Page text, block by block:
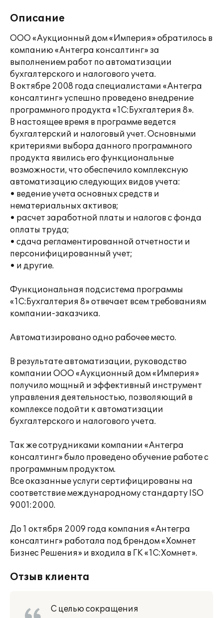
Описание
ООО «Аукционный дом «Империя» обратилось в
компанию «Антегра консалтинг» за
выполнением работ по автоматизации
бухгалтерского и налогового учета.
В октябре 2008 года специалистами «Антегра
консалтинг» успешно проведено внедрение
программного продукта «1С:Бухгалтерия 8».
В настоящее время в программе ведется
бухгалтерский и налоговый учет. Основными
критериями выбора данного программного
продукта явились его функциональные
возможности, что обеспечило комплексную
автоматизацию следующих видов учета:
• ведение учета основных средств и
нематериальных активов;
• расчет заработной платы и налогов с фонда
оплаты труда;
• сдача регламентированной отчетности и
персонифицированный учет;
• и другие.
Функциональная подсистема программы
«1С:Бухгалтерия 8» отвечает всем требованиям
компании-заказчика.
Автоматизировано одно рабочее место.
В результате автоматизации, руководство
компании ООО «Аукционный дом «Империя»
получило мощный и эффективный инструмент
управления деятельностью, позволяющий в
комплексе подойти к автоматизации
бухгалтерского и налогового учета.
Так же сотрудниками компании «Антегра
консалтинг» было проведено обучение работе с
программным продуктом.
Все оказанные услуги сертифицированы на
соответствие международному стандарту ISO
9001:2000.
До 1 октября 2009 года компания «Антегра
консалтинг» работала под брендом «Хомнет
Бизнес Решения» и входила в ГК «1С:Хомнет».
Отзыв клиента
С целью сокращения